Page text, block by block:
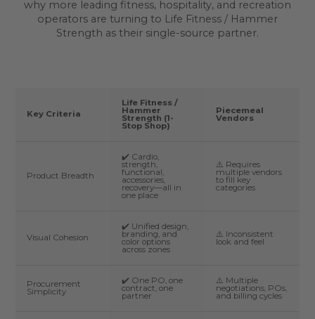
why more leading fitness, hospitality, and recreation
operators are turning to Life Fitness / Hammer
Strength as their single-source partner.
Key Criteria
Life Fitness /
Hammer
Strength (1-
Stop Shop)
Piecemeal
Vendors
Product Breadth
✔️ Cardio,
strength,
functional,
accessories,
recovery—all in
one place
⚠️ Requires
multiple vendors
to fill key
categories
Visual Cohesion
✔️ Unified design,
branding, and
color options
across zones
⚠️ Inconsistent
look and feel
Procurement
Simplicity
✔️ One PO, one
contract, one
partner
⚠️ Multiple
negotiations, POs,
and billing cycles